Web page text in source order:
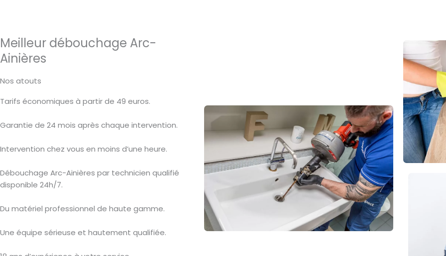
Meilleur débouchage Arc-
Ainières
Nos atouts
Tarifs économiques à partir de 49 euros.
Garantie de 24 mois après chaque intervention.
Intervention chez vous en moins d’une heure.
Débouchage Arc-Ainières par technicien qualifié
disponible 24h/7.
Du matériel professionnel de haute gamme.
Une équipe sérieuse et hautement qualifiée.